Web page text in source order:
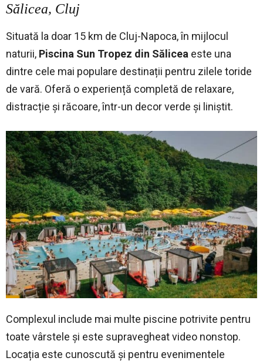
Sălicea, Cluj
Situată la doar 15 km de Cluj-Napoca, în mijlocul
naturii, Piscina Sun Tropez din Sălicea este una
dintre cele mai populare destinații pentru zilele toride
de vară. Oferă o experiență completă de relaxare,
distracție și răcoare, într-un decor verde și liniștit.
Complexul include mai multe piscine potrivite pentru
toate vârstele și este supravegheat video nonstop.
Locația este cunoscută și pentru evenimentele